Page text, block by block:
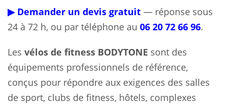
▶ Demander un devis gratuit — réponse sous
24 à 72 h, ou par téléphone au 06 20 72 66 96.
Les vélos de fitness BODYTONE sont des
équipements professionnels de référence,
conçus pour répondre aux exigences des salles
de sport, clubs de fitness, hôtels, complexes